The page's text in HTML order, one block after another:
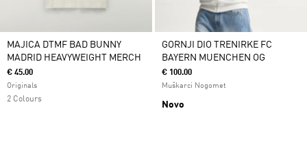
MAJICA DTMF BAD BUNNY
MADRID HEAVYWEIGHT MERCH
€ 45.00
Originals
2 Colours
GORNJI DIO TRENIRKE FC
BAYERN MUENCHEN OG
€ 100.00
Muškarci Nogomet
Novo